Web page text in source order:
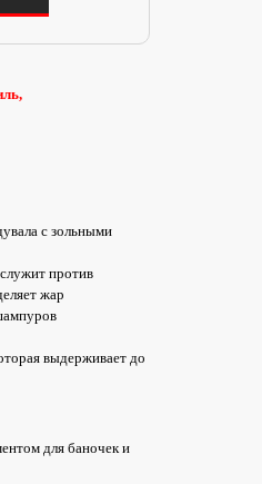
с зольными
против
жар
выдерживает до
для баночек и